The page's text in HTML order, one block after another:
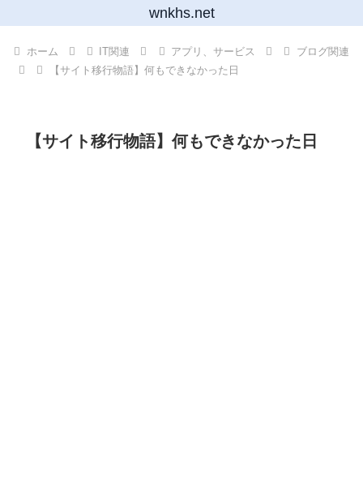
wnkhs.net
ホーム IT関連 アプリ、サービス
ブログ関連
【サイト移行物語】何もできなかった日
【サイト移行物語】何もできなかった日